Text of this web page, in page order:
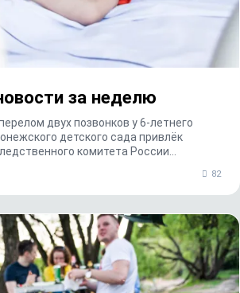
за неделю
двух позвонков у 6-летнего
детского сада привлёк
комитета России
82